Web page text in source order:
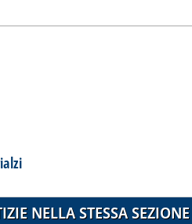
NELLA STESSA SEZIONE